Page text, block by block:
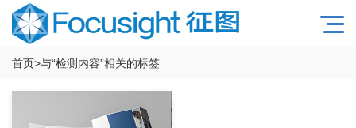
首页>与“检测内容”相关的标签